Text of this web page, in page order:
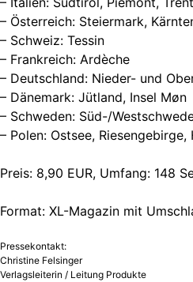
– Österreich: Steiermark,
– Schweiz: Tessin
– Frankreich: Ardèche
– Deutschland: Nieder- und
– Dänemark: Jütland, Insel Møn
– Schweden: Süd-/
– Polen: Ostsee, Riesengebirge,
Preis: 8,90 EUR, Umfang: 148
Format: XL-Magazin mit
Pressekontakt:
Christine Felsinger
Verlagsleiterin / Leitung Produkte